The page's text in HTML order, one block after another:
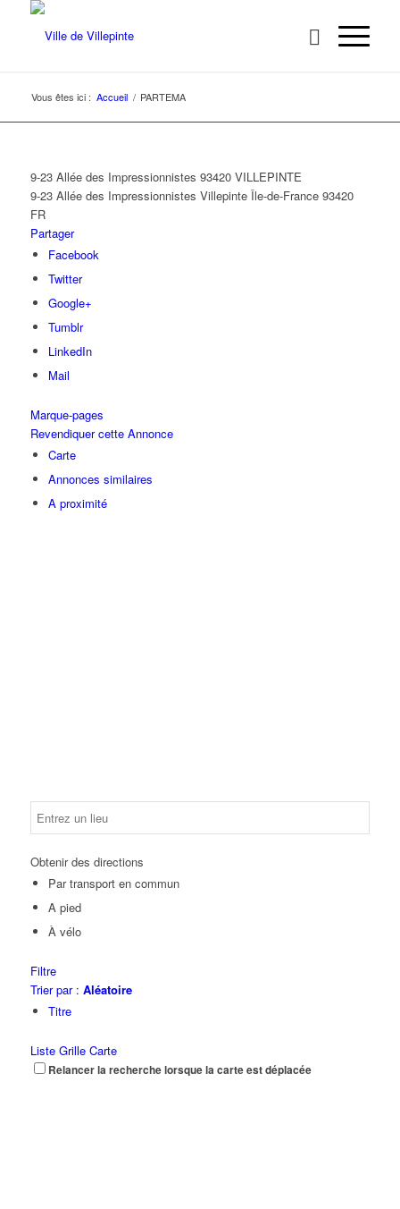
Vous êtes ici : Accueil / PARTEMA
9-23 Allée des Impressionnistes 93420 VILLEPINTE
9-23 Allée des Impressionnistes Villepinte Île-de-France 93420
FR
Partager
Facebook
Twitter
Google+
Tumblr
LinkedIn
Mail
Marque-pages
Revendiquer cette Annonce
Carte
Annonces similaires
A proximité
Obtenir des directions
Par transport en commun
A pied
À vélo
Filtre
Trier par : Aléatoire
Titre
Liste Grille Carte
Relancer la recherche lorsque la carte est déplacée